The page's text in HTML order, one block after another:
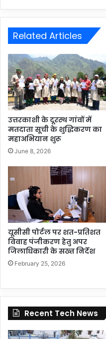
Related Articles
उत्तरकाशी के दूरस्थ गांवों में
मतदाता सूची के शुद्धिकरण का
महाअभियान शुरू
June 8, 2026
यूसीसी पोर्टल पर शत-प्रतिशत
विवाह पंजीकरण हेतु अपर
जिलाधिकारी के सख्त निर्देश
February 25, 2026
Recent Tech News